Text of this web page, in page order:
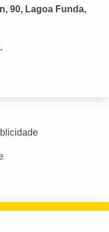
90, Lagoa Funda,